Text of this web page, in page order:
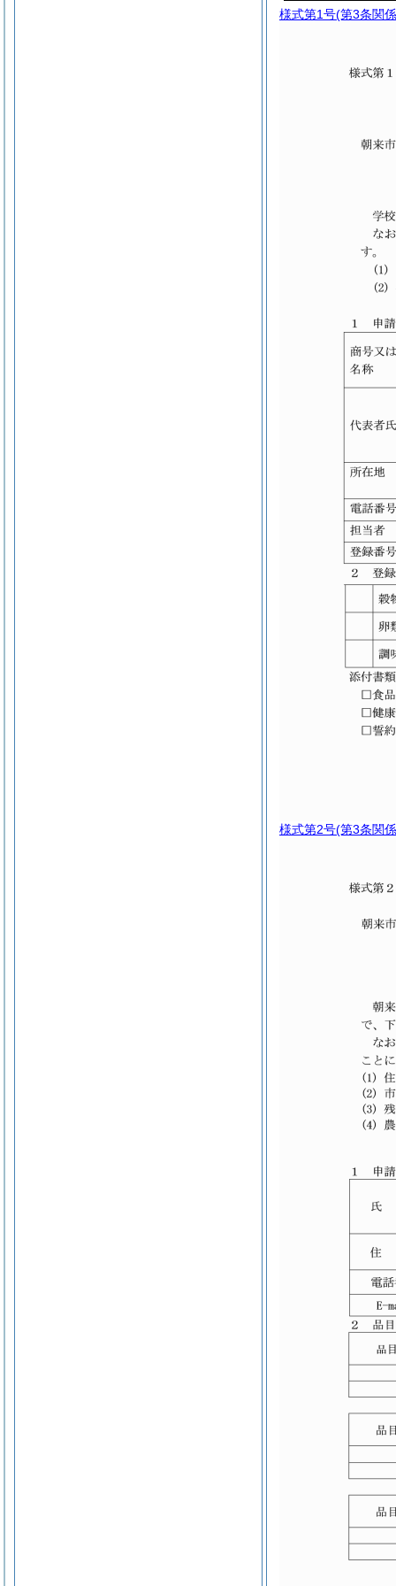
様式第1号(第3条関
様式第2号(第3条関